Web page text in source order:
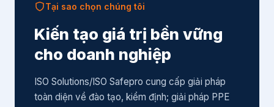
Tại sao chọn chúng tôi
Kiến tạo giá trị bền vững
cho doanh nghiệp
ISO Solutions/ISO Safepro cung cấp giải pháp
toàn diện về đào tạo, kiểm định; giải pháp PPE